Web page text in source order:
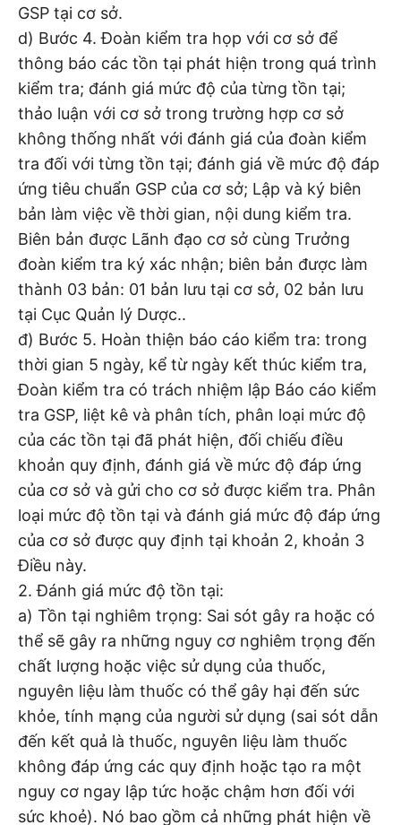
GSP tại cơ sở.
d) Bước 4. Đoàn kiểm tra họp với cơ sở để
thông báo các tồn tại phát hiện trong quá trình
kiểm tra; đánh giá mức độ của từng tồn tại;
thảo luận với cơ sở trong trường hợp cơ sở
không thống nhất với đánh giá của đoàn kiểm
tra đối với từng tồn tại; đánh giá về mức độ đáp
ứng tiêu chuẩn GSP của cơ sở; Lập và ký biên
bản làm việc về thời gian, nội dung kiểm tra.
Biên bản được Lãnh đạo cơ sở cùng Trưởng
đoàn kiểm tra ký xác nhận; biên bản được làm
thành 03 bản: 01 bản lưu tại cơ sở, 02 bản lưu
tại Cục Quản lý Dược..
đ) Bước 5. Hoàn thiện báo cáo kiểm tra: trong
thời gian 5 ngày, kể từ ngày kết thúc kiểm tra,
Đoàn kiểm tra có trách nhiệm lập Báo cáo kiểm
tra GSP, liệt kê và phân tích, phân loại mức độ
của các tồn tại đã phát hiện, đối chiếu điều
khoản quy định, đánh giá về mức độ đáp ứng
của cơ sở và gửi cho cơ sở được kiểm tra. Phân
loại mức độ tồn tại và đánh giá mức độ đáp ứng
của cơ sở được quy định tại khoản 2, khoản 3
Điều này.
2. Đánh giá mức độ tồn tại:
a) Tồn tại nghiêm trọng: Sai sót gây ra hoặc có
thể sẽ gây ra những nguy cơ nghiêm trọng đến
chất lượng hoặc việc sử dụng của thuốc,
nguyên liệu làm thuốc có thể gây hại đến sức
khỏe, tính mạng của người sử dụng (sai sót dẫn
đến kết quả là thuốc, nguyên liệu làm thuốc
không đáp ứng các quy định hoặc tạo ra một
nguy cơ ngay lập tức hoặc chậm hơn đối với
sức khoẻ). Nó bao gồm cả những phát hiện về